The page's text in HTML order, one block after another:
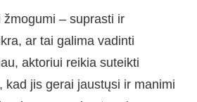
– suprasti ir
ar tai galima vadinti
aktoriui reikia suteikti
kad jis gerai jaustųsi ir manimi